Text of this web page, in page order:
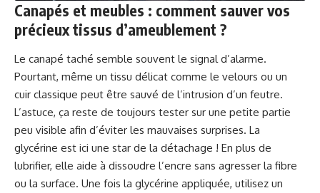
Canapés et meubles : comment sauver vos
précieux tissus d’ameublement ?
Le canapé taché semble souvent le signal d’alarme.
Pourtant, même un tissu délicat comme le velours ou un
cuir classique peut être sauvé de l’intrusion d’un feutre.
L’astuce, ça reste de toujours tester sur une petite partie
peu visible afin d’éviter les mauvaises surprises. La
glycérine est ici une star de la détachage ! En plus de
lubrifier, elle aide à dissoudre l’encre sans agresser la fibre
ou la surface. Une fois la glycérine appliquée, utilisez un